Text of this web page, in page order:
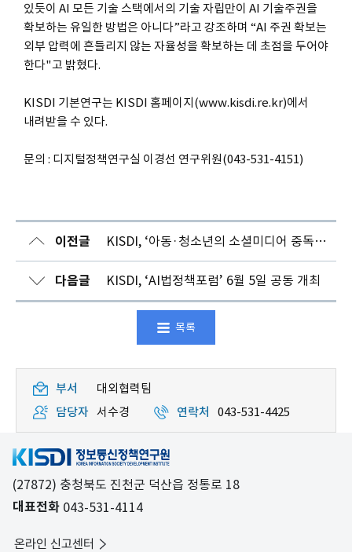
있듯이 AI 모든 기술 스택에서의 기술 자립만이 AI 기술주권을
확보하는 유일한 방법은 아니다”라고 강조하며 “AI 주권 확보는
외부 압력에 흔들리지 않는 자율성을 확보하는 데 초점을 두어야
한다"고 밝혔다.
KISDI 기본연구는 KISDI 홈페이지(www.kisdi.re.kr)에서
내려받을 수 있다.
문의 : 디지털정책연구실 이경선 연구위원(043-531-4151)
이전글 KISDI, ‘아동·청소년의 소셜미디어 중독, 누구의 책임인가?’
다음글 KISDI, ‘AI법정책포럼’ 6월 5일 공동 개최
목록
부서
대외협력팀
담당자 서수경 연락처 043-531-4425
(27872) 충청북도 진천군 덕산읍 정통로 18
대표전화 043-531-4114
온라인 신고센터